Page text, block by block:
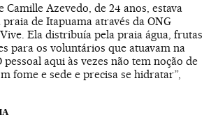
Camille Azevedo, de 24 anos, estava
de Itapuama através da ONG
Ela distribuía pela praia água, frutas
para os voluntários que atuavam na
pessoal aqui às vezes não tem noção de
fome e sede e precisa se hidratar”,